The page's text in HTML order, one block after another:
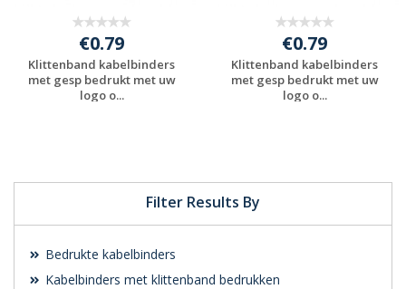
Filter Results By
Bedrukte kabelbinders
Kabelbinders met klittenband bedrukken
€0.79
Klittenband kabelbinders
met gesp bedrukt met uw
logo o...
€0.79
Klittenband kabelbinders
met gesp bedrukt met uw
logo o...